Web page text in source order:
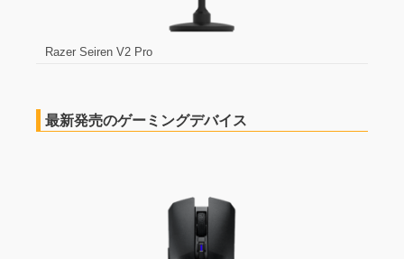
Razer Seiren V2 Pro
最新発売のゲーミングデバイス